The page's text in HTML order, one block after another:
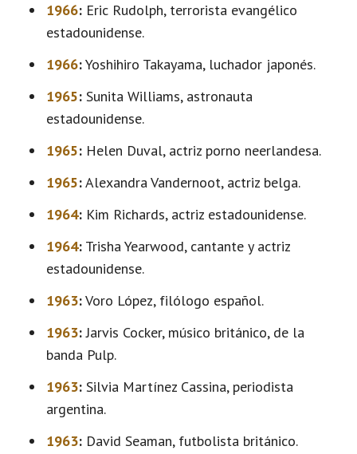
1966: Eric Rudolph, terrorista evangélico
estadounidense.
1966:Yoshihiro Takayama, luchador japonés.
1965: Sunita Williams, astronauta
estadounidense.
1965: Helen Duval, actriz porno neerlandesa.
1965:Alexandra Vandernoot, actriz belga.
1964: Kim Richards, actriz estadounidense.
1964: Trisha Yearwood, cantante y actriz
estadounidense.
1963:Voro López, filólogo español.
1963:Jarvis Cocker, músico británico, de la
banda Pulp.
1963: Silvia Martínez Cassina, periodista
argentina.
1963: David Seaman, futbolista británico.